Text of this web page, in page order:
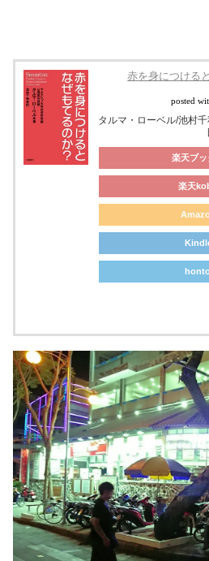
赤を身につける
posted
タルマ・ローベル/池村
楽天ブッ
楽天